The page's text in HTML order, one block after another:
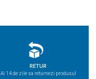
RETUR
Ai 14 de zile sa returnezi produsul